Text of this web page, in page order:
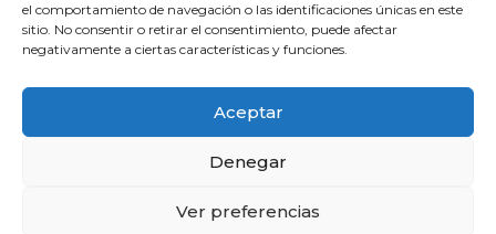
el comportamiento de navegación o las identificaciones únicas en este
sitio. No consentir o retirar el consentimiento, puede afectar
negativamente a ciertas características y funciones.
Aceptar
Denegar
Ver preferencias
Estará formado por un representante de cada una de
las Comisiones de Docencia de los hospitales de
nuestra provincia que la tengan constituida, un
representante de la Unidad Docente de Medicina
Familiar y Comunitaria de Huelva, un representante de
los Tutores del Área Médica y otro del Área Quirúrgica,
centralizadas, y otro de los de Medicina Familiar y